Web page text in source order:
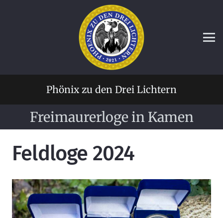
Phönix zu den Drei Lichtern
Freimaurerloge in Kamen
Feldloge 2024